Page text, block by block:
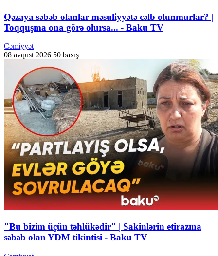
Qəzaya səbəb olanlar məsuliyyətə cəlb olunmurlar? |
Toqquşma ona görə olursa... - Baku TV
Cəmiyyət
08 avqust 2026 50 baxış
"Bu bizim üçün təhlükədir" | Sakinlərin etirazına
səbəb olan YDM tikintisi - Baku TV